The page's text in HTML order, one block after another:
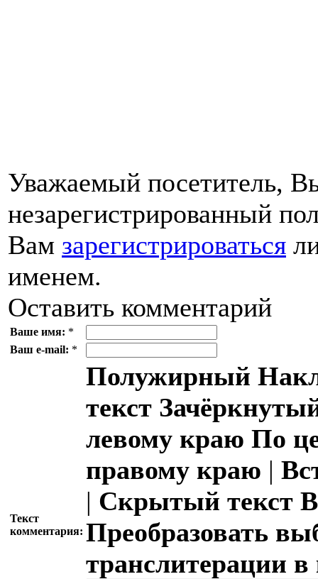
Уважаемый посетитель,
незарегистрированный
Вам зарегистрироваться
именем.
Оставить комментарий
Ваше имя: *
Ваш e-mail: *
Текст
комментария:
Полужирный
текст
левому краю По
правому краю |
| Скрытый текст
Преобразовать
транслитерации